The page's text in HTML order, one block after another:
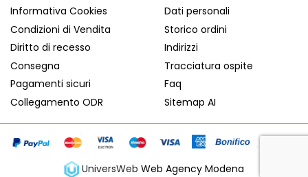
Informativa Cookies
Condizioni di Vendita
Diritto di recesso
Consegna
Pagamenti sicuri
Collegamento ODR
Dati personali
Storico ordini
Indirizzi
Tracciatura ospite
Faq
Sitemap AI
UniversWeb Web Agency Modena